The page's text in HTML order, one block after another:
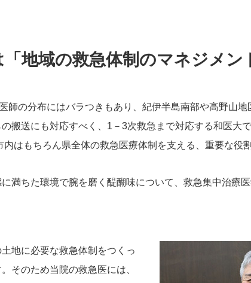
地域の救急体制のマネジメン
の分布にはバラつきもあり、紀伊半島南部や高野山
搬送にも対応すべく、1－3次救急まで対応する和医大
はもちろん県全体の救急医療体制を支える、重要な役
ちた環境で腕を磨く醍醐味について、救急集中治療
地に必要な救急体制をつくっ
そのため当院の救急医には、